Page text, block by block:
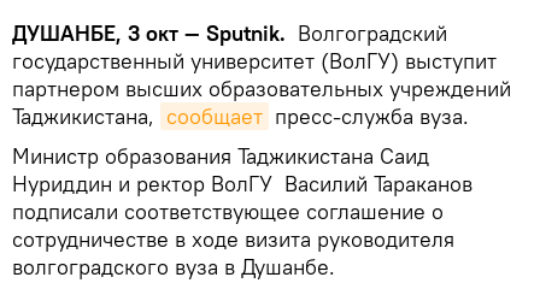
ДУШАНБЕ, 3 окт — Sputnik. Волгоградский
государственный университет (ВолГУ) выступит
партнером высших образовательных учреждений
Таджикистана, сообщает пресс-служба вуза.
Министр образования Таджикистана Саид
Нуриддин и ректор ВолГУ Василий Тараканов
подписали соответствующее соглашение о
сотрудничестве в ходе визита руководителя
волгоградского вуза в Душанбе.